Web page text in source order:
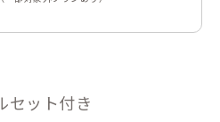
セット付き